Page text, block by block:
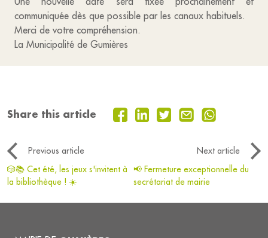
communiquée dès que possible par les canaux habituels.
Merci de votre compréhension.
La Municipalité de Gumières
Share this article
Previous article
Next article
🎲📚 Cet été, les jeux s'invitent à
la bibliothèque ! ☀️
📢 Fermeture exceptionnelle du
secrétariat de mairie